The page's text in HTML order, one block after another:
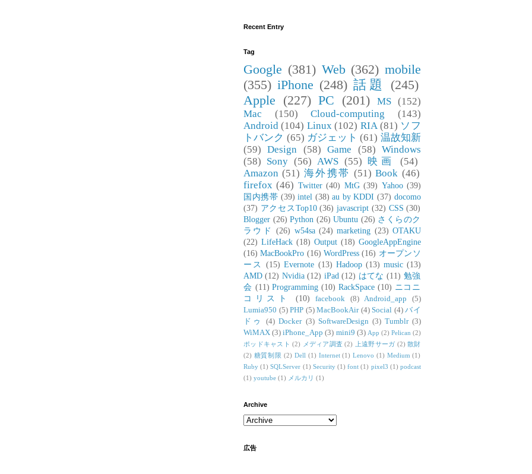
Recent Entry
Tag
Google (381) Web (362) mobile
(355) iPhone (248) 話題
(245)
Apple (227) PC (201) MS (152)
Mac
(150) Cloud-computing
(143)
Android (104) Linux (102) RIA (81) ソフ
トバンク (65) ガジェット (61) 温故知新
(59)
Design (58) Game (58) Windows
(58) Sony (56) AWS (55) 映画
(54)
Amazon (51) 海外携帯 (51) Book (46)
firefox (46) Twitter (40) MtG (39) Yahoo (39)
国内携帯 (39) intel (38) au by KDDI (37) docomo
(37) アクセスTop10 (36) javascript (32) CSS (30)
Blogger (26) Python (26) Ubuntu (26) さくらのク
ラウド
(26) w54sa (24) marketing (23) OTAKU
(22) LifeHack (18) Output (18) GoogleAppEngine
(16) MacBookPro (16) WordPress (16) オープンソ
ース
(15) Evernote (13) Hadoop (13) music (13)
AMD (12) Nvidia (12) iPad (12) はてな (11) 勉強
会 (11) Programming (10) RackSpace (10) ニコニ
コリスト
(10) facebook (8) Android_app
(5)
Lumia950 (5) PHP (5) MacBookAir (4) Social (4) バイ
ドゥ
(4) Docker (3) SoftwareDesign (3) Tumblr (3)
WiMAX (3) iPhone_App (3) mini9 (3) App (2) Pelican (2)
ポッドキャスト (2) メディア調査 (2) 上遠野サーガ (2) 散財
(2) 糖質制限 (2) Dell (1) Internet (1) Lenovo (1) Medium (1)
Ruby (1) SQLServer (1) Security (1) font (1) pixel3 (1) podcast
(1) youtube (1) メルカリ (1)
Archive
広告